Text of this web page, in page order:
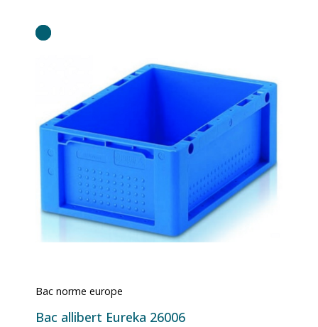
Bac norme europe
Bac allibert Eureka 26006